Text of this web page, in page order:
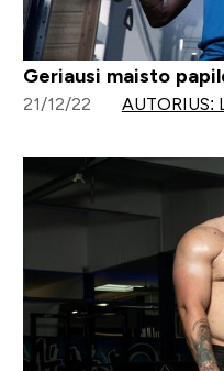
Geriausi maisto
21/12/22 AUTORIUS: